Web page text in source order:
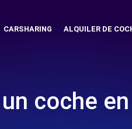
CARSHARING ALQUILER DE
coche en